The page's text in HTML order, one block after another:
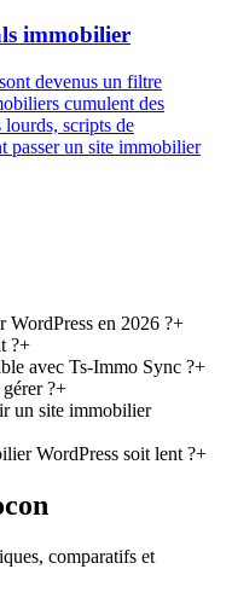
immobilier
devenus un filtre
cumulent des
lourds, scripts de
passer un site immobilier
WordPress en 2026 ?+
?+
avec Ts-Immo Sync ?+
?+
un site immobilier
WordPress soit lent ?+
comparatifs et